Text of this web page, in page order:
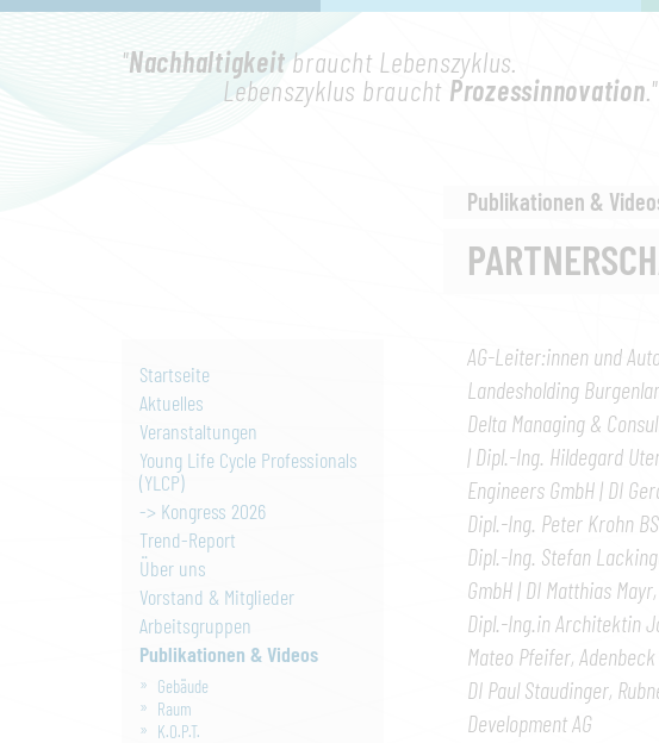
"Nachhaltigkeit braucht Lebenszyklus.
Lebenszyklus braucht Prozessinnovation."
Startseite
Aktuelles
Veranstaltungen
Young Life Cycle Professionals
(YLCP)
-> Kongress 2026
Trend-Report
Über uns
Vorstand & Mitglieder
Arbeitsgruppen
Publikationen & Videos
Gebäude
Raum
K.O.P.T.
Publikationen &
AG-Leiter:innen und
Landesholding
Delta Managing &
| Dipl.-Ing. Hildegard
Engineers GmbH | DI
Dipl.-Ing. Peter Krohn
Dipl.-Ing. Stefan
GmbH | DI Matthias
Dipl.-Ing.in Architektin
Mateo Pfeifer,
DI Paul Staudinger,
Development AG